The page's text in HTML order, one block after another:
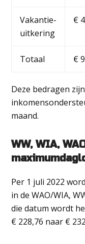
Vakantie-
uitkering
€
Totaal €
Deze bedragen
maand.
WW, WIA,
Per 1 juli 2022
in de WAO/WIA,
die datum wordt
€ 228,76 naar €